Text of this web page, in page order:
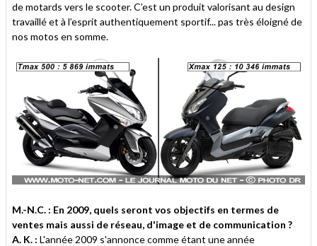
de motards vers le scooter. C’est un produit valorisant au design
travaillé et à l’esprit authentiquement sportif... pas très éloigné de
nos motos en somme.
M.-N.C. : En 2009, quels seront vos objectifs en termes de
ventes mais aussi de réseau, d'image et de communication ?
A. K. : L'année 2009 s'annonce comme étant une année